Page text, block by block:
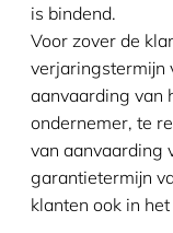
is bindend.
Voor zover de
verjaringstermijn
aanvaarding van
ondernemer, te
van aanvaarding
garantietermijn
klanten ook in